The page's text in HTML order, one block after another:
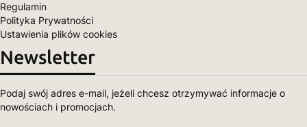
Regulamin
Polityka Prywatności
Ustawienia plików cookies
Newsletter
Podaj swój adres e-mail, jeżeli chcesz otrzymywać informacje o
nowościach i promocjach.